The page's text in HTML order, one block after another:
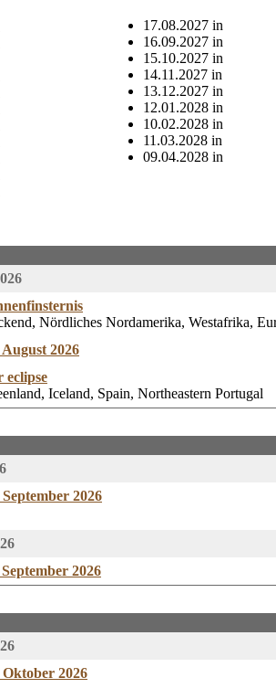
17.08.2027 in
16.09.2027 in
15.10.2027 in
14.11.2027 in
13.12.2027 in
12.01.2028 in
10.02.2028 in
11.03.2028 in
09.04.2028 in
Nördliches Nordamerika, Westafrika,
2026
eclipse
Iceland, Spain, Northeastern Portugal
2026
2026
2026